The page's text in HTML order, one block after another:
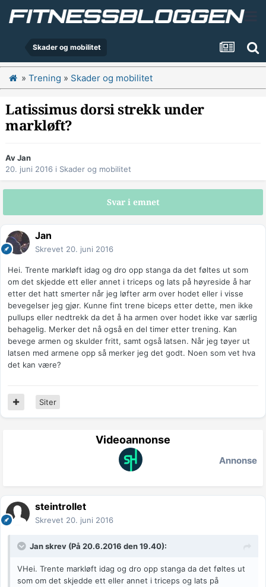
Skader og mobilitet
» Trening » Skader og mobilitet
Latissimus dorsi strekk under
markløft?
AvJan
20. juni 2016 i Skader og mobilitet
Svar i emnet
Jan
Skrevet 20. juni 2016
Hei. Trente markløft idag og dro opp stanga da det føltes ut som
om det skjedde ett eller annet i triceps og lats på høyreside å har
etter det hatt smerter når jeg løfter arm over hodet eller i visse
bevegelser jeg gjør. Kunne fint trene biceps etter dette, men ikke
pullups eller nedtrekk da det å ha armen over hodet ikke var særlig
behagelig. Merker det nå også en del timer etter trening. Kan
bevege armen og skulder fritt, samt også latsen. Når jeg tøyer ut
latsen med armene opp så merker jeg det godt. Noen som vet hva
det kan være?
Siter
Videoannonse
Annonse
steintrollet
Skrevet 20. juni 2016
Janskrev (På 20.6.2016 den 19.40):
VHei. Trente markløft idag og dro opp stanga da det føltes ut
som om det skjedde ett eller annet i triceps og lats på